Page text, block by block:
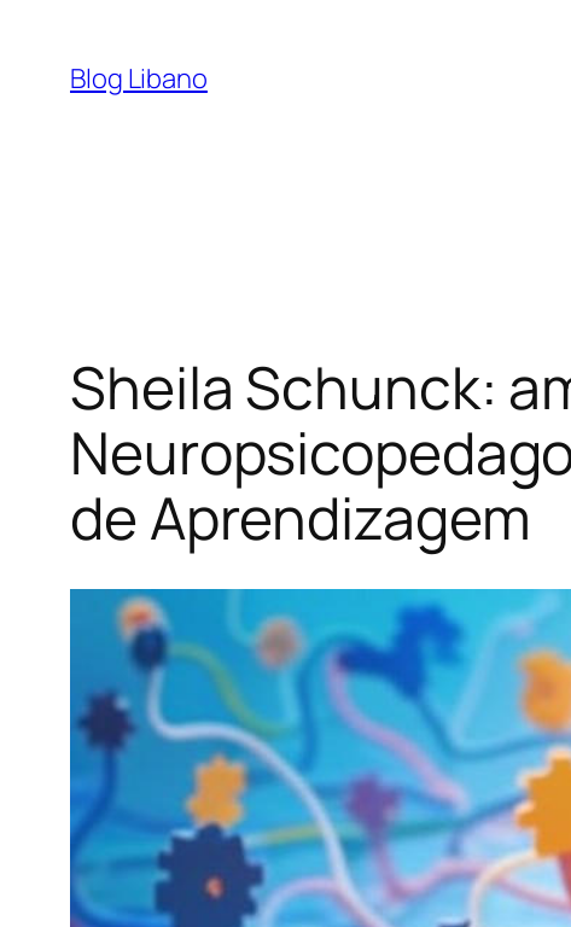
Blog Libano
Sheila Schunck:
de Aprendizagem